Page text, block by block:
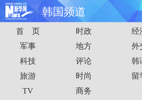
韩国频道
首页 时政 国
娱乐 体育 人
时尚 思客
首 页 时政 经
军事
地方 外
科技
评论 韩
旅游
时尚 留
TV
商务